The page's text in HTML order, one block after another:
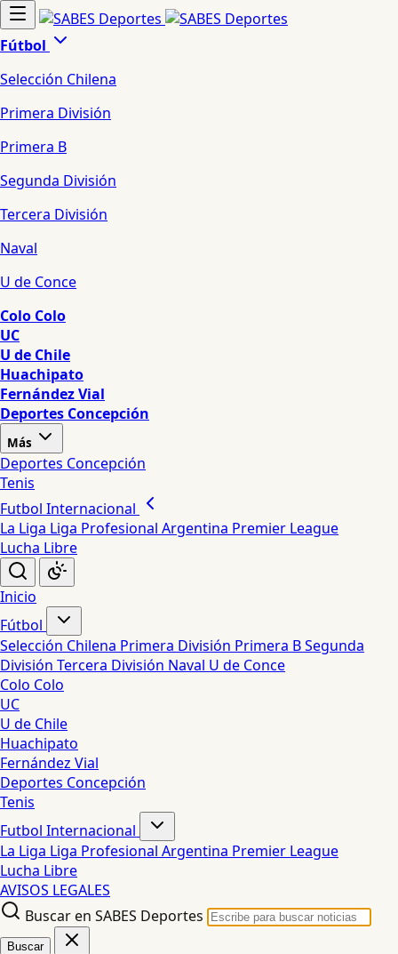
Fútbol
Selección Chilena
Primera División
Primera B
Segunda División
Tercera División
Naval
U de Conce
Colo Colo
UC
U de Chile
Huachipato
Fernández Vial
Deportes Concepción
Más
Deportes Concepción
Tenis
Futbol Internacional
La Liga Liga Profesional Argentina Premier League
Lucha Libre
Inicio
Fútbol
Selección Chilena Primera División Primera BSegunda
División Tercera División Naval U de Conce
Colo Colo
UC
U de Chile
Huachipato
Fernández Vial
Deportes Concepción
Tenis
Futbol Internacional
La Liga Liga Profesional Argentina Premier League
Lucha Libre
AVISOS LEGALES
Buscar en SABES Deportes
Buscar